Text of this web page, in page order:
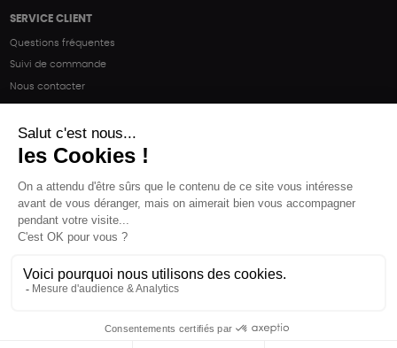
SERVICE CLIENT
Questions fréquentes
Suivi de commande
Nous contacter
SUIVEZ-NOUS
Une boutique élaborée avec par RGOODS